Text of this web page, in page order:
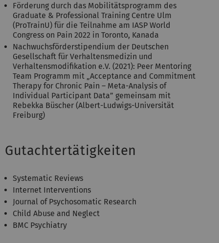
Förderung durch das Mobilitätsprogramm des
Graduate & Professional Training Centre Ulm
(ProTrainU) für die Teilnahme am IASP World
Congress on Pain 2022 in Toronto, Kanada
Nachwuchsförderstipendium der Deutschen
Gesellschaft für Verhaltensmedizin und
Verhaltensmodifikation e.V. (2021): Peer Mentoring
Team Programm mit „Acceptance and Commitment
Therapy for Chronic Pain – Meta-Analysis of
Individual Participant Data” gemeinsam mit
Rebekka Büscher (Albert-Ludwigs-Universität
Freiburg)
Gutachtertätigkeiten
Systematic Reviews
Internet Interventions
Journal of Psychosomatic Research
Child Abuse and Neglect
BMC Psychiatry